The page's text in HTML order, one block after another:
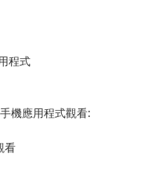
程式
機應用程式觀看:
看